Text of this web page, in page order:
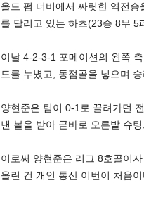
올드 펌 더비에서 짜릿한 역전
를 달리고 있는 하츠(23승 8무 5
이날 4-2-3-1 포메이션의 왼쪽
드를 누볐고, 동점골을 넣으며
양현준은 팀이 0-1로 끌려가던
낸 볼을 받아 곧바로 오른발 슈
이로써 양현준은 리그 8호골이
올린 건 개인 통산 이번이 처음이